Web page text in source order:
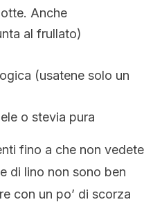
Anche
al frullato)
(usatene solo un
o stevia pura
fino a che non vedete
di lino non sono ben
con un po’ di scorza